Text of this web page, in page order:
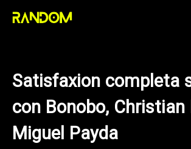
Skip
Satisfaxion completa
con Bonobo,
Miguel Payda